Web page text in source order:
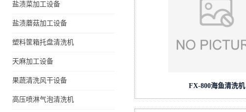
盐渍菜加工设备
盐渍蘑菇加工设备
塑料筐箱托盘清洗机
天麻加工设备
果蔬清洗风干设备
高压喷淋气泡清洗机
FX-800海鱼清洗机